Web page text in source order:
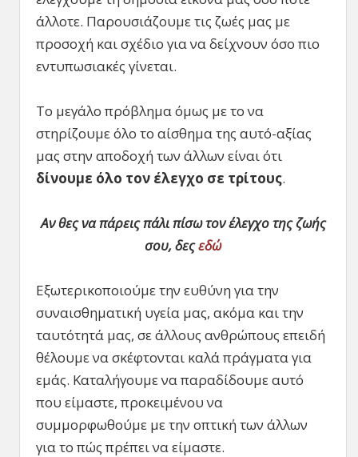
άλλοτε. Παρουσιάζουμε τις ζωές μας με
προσοχή και σχέδιο για να δείχνουν όσο πιο
εντυπωσιακές γίνεται.
Το μεγάλο πρόβλημα όμως με το να
στηρίζουμε όλο το αίσθημα της αυτό-αξίας
μας στην αποδοχή των άλλων είναι ότι
δίνουμε όλο τον έλεγχο σε τρίτους.
Αν θες να πάρεις πάλι πίσω τον έλεγχο της ζωής
σου, δεςεδώ
Εξωτερικοποιούμε την ευθύνη για την
συναισθηματική υγεία μας, ακόμα και την
ταυτότητά μας, σε άλλους ανθρώπους επειδή
θέλουμε να σκέφτονται καλά πράγματα για
εμάς. Καταλήγουμε να παραδίδουμε αυτό
που είμαστε, προκειμένου να
συμμορφωθούμε με την οπτική των άλλων
για το πώς πρέπει να είμαστε.